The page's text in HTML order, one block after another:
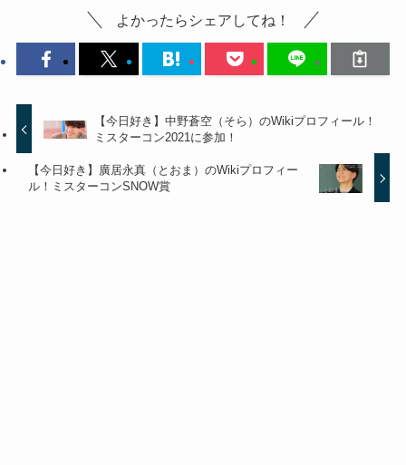
よかったらシェアしてね！
【今日好き】中野蒼空（そら）のWikiプロフィール！
ミスターコン2021に参加！
【今日好き】廣居永真（とおま）のWikiプロフィー
ル！ミスターコンSNOW賞